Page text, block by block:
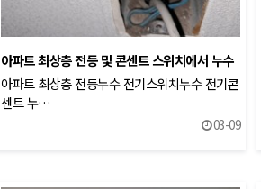
아파트 최상층 전등 및 콘센트 스위치에서 누수
아파트 최상층 전등누수 전기스위치누수 전기콘
센트 누…
03-09